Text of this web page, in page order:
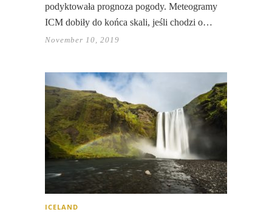
podyktowała prognoza pogody. Meteogramy
ICM dobiły do końca skali, jeśli chodzi o…
November 10, 2019
ICELAND